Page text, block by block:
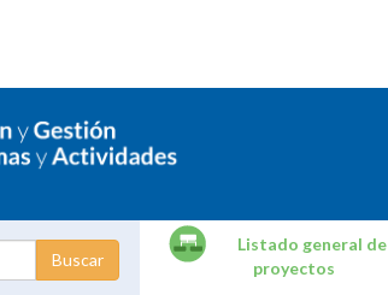
Listado general de
proyectos